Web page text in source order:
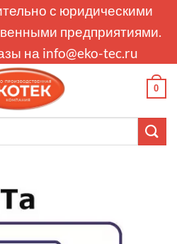
с юридическими
предприятиями.
на info@eko-tec.ru
0